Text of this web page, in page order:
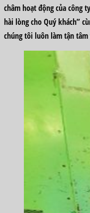
châm hoạt động của công
hài lòng cho Quý khách”
chúng tôi luôn làm tận